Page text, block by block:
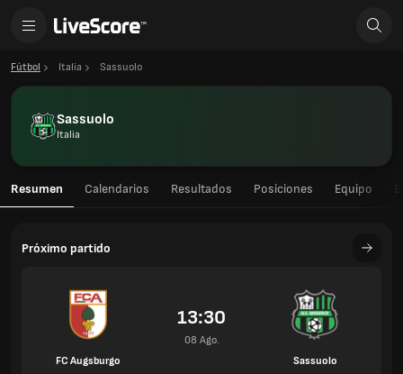
Fútbol Italia Sassuolo
Sassuolo
Italia
Resumen Calendarios Resultados Posiciones Equipo
Próximo partido
FC Augsburgo
13:30
08 Ago.
Sassuolo